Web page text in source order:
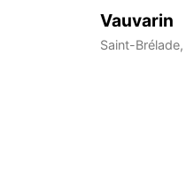
Vauvarin
Saint-Brélade,